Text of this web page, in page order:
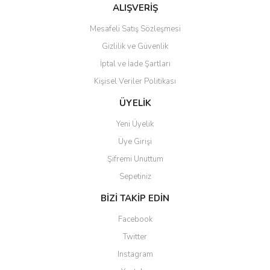
Bu ürüne benzer farklı alternatifler olmalı.
Gönder
ALIŞVERİŞ
Mesafeli Satış Sözleşmesi
Gizlilik ve Güvenlik
İptal ve İade Şartları
Kişisel Veriler Politikası
ÜYELİK
Yeni Üyelik
Üye Girişi
Şifremi Unuttum
Sepetiniz
BİZİ TAKİP EDİN
Facebook
Twitter
Instagram